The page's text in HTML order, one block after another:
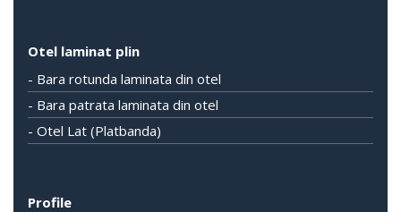
Otel laminat plin
- Bara rotunda laminata din otel
- Bara patrata laminata din otel
- Otel Lat (Platbanda)
Profile